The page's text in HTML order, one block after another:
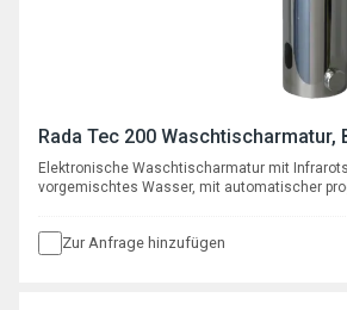
Rada Tec 200 Waschtischarmatur,
Elektronische Waschtischarmatur mit
vorgemischtes Wasser, mit automatischer
Zur Anfrage hinzufügen